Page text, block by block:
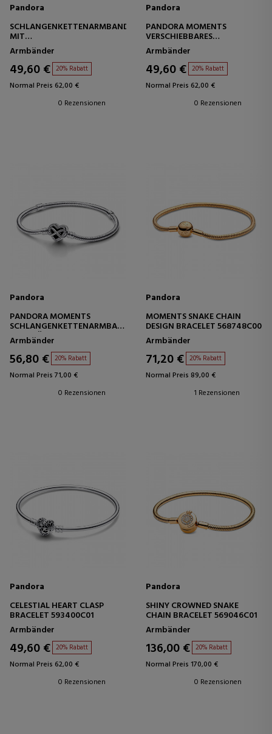
Pandora
SCHLANGENKETTENARMBAND
MIT
FAMILIENHERZVERSCHLUSS
598827C01
Armbänder
49,60 € 20% Rabatt
Normal Preis 62,00 €
0 Rezensionen
Pandora
PANDORA MOMENTS
VERSCHIEBBARES
NIETENKETTENARMBAND
593090C00
Armbänder
49,60 € 20% Rabatt
Normal Preis 62,00 €
0 Rezensionen
Pandora
PANDORA MOMENTS
SCHLANGENKETTENARMBAND
MIT GLÄNZENDEM INFINITY-
HERZVERSCHLUSS 592645C01
Armbänder
56,80 € 20% Rabatt
Normal Preis 71,00 €
0 Rezensionen
Pandora
MOMENTS SNAKE CHAIN
DESIGN BRACELET 568748C00
Armbänder
71,20 € 20% Rabatt
Normal Preis 89,00 €
1 Rezensionen
Pandora
CELESTIAL HEART CLASP
BRACELET 593400C01
Armbänder
49,60 € 20% Rabatt
Normal Preis 62,00 €
0 Rezensionen
Pandora
SHINY CROWNED SNAKE
CHAIN BRACELET 569046C01
Armbänder
136,00 € 20% Rabatt
Normal Preis 170,00 €
0 Rezensionen